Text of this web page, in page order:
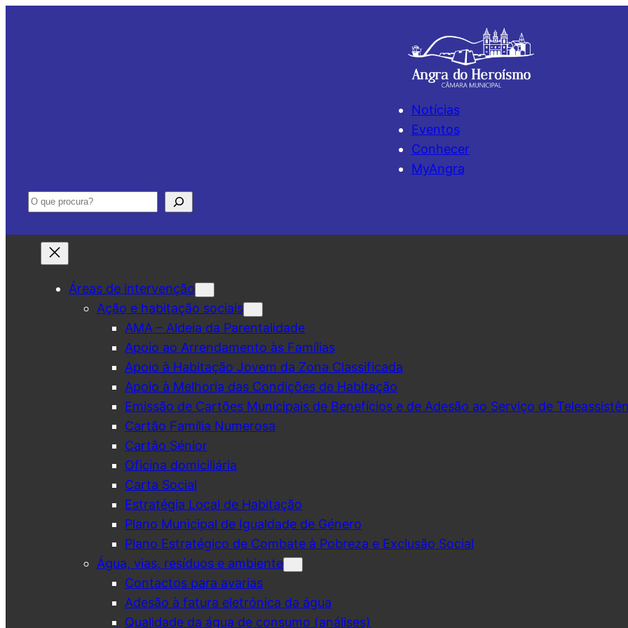
Notícias
Eventos
Conhecer
MyAngra
Pesquisar
Áreas de intervenção
Ação e habitação sociais
AMA – Aldeia da Parentalidade
Apoio ao Arrendamento às Famílias
Apoio à Habitação Jovem da Zona Classificada
Apoio à Melhoria das Condições de Habitação
Emissão de Cartões Municipais de Benefícios e de Adesão ao Serviço de
Cartão Família Numerosa
Cartão Sénior
Oficina domiciliária
Carta Social
Estratégia Local de Habitação
Plano Municipal de Igualdade de Género
Plano Estratégico de Combate à Pobreza e Exclusão Social
Água, vias, resíduos e ambiente
Contactos para avarias
Adesão à fatura eletrónica da água
Qualidade da água de consumo (análises)